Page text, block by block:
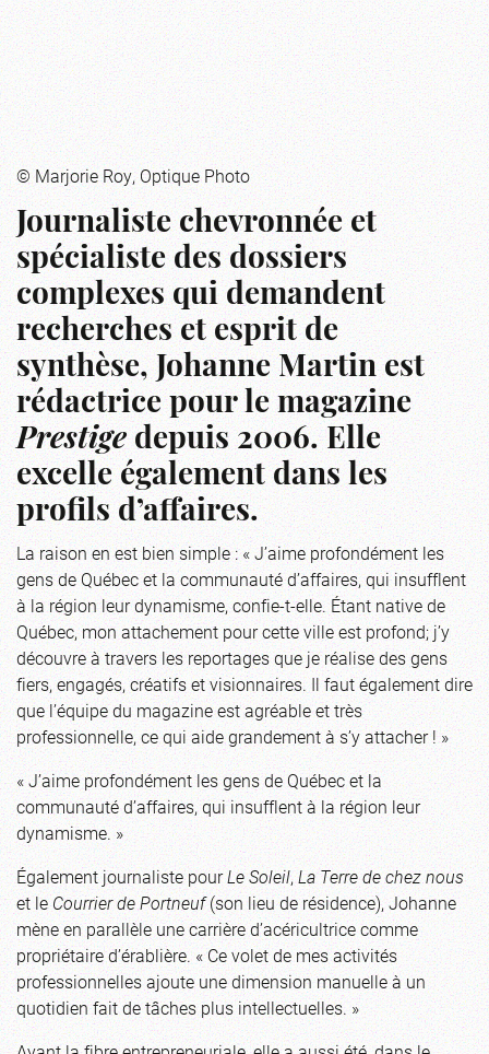
© Marjorie Roy, Optique Photo
Journaliste chevronnée et
spécialiste des dossiers
complexes qui demandent
recherches et esprit de
synthèse, Johanne Martin est
rédactrice pour le magazine
Prestigedepuis 2006. Elle
excelle également dans les
profils d’affaires.
La raison en est bien simple : « J’aime profondément les
gens de Québec et la communauté d’affaires, qui insufflent
à la région leur dynamisme, confie-t-elle. Étant native de
Québec, mon attachement pour cette ville est profond; j’y
découvre à travers les reportages que je réalise des gens
fiers, engagés, créatifs et visionnaires. Il faut également dire
que l’équipe du magazine est agréable et très
professionnelle, ce qui aide grandement à s’y attacher ! »
« J’aime profondément les gens de Québec et la
communauté d’affaires, qui insufflent à la région leur
dynamisme. »
Également journaliste pourLe Soleil,La Terre de chez nous
et leCourrier de Portneuf(son lieu de résidence), Johanne
mène en parallèle une carrière d’acéricultrice comme
propriétaire d’érablière. « Ce volet de mes activités
professionnelles ajoute une dimension manuelle à un
quotidien fait de tâches plus intellectuelles. »